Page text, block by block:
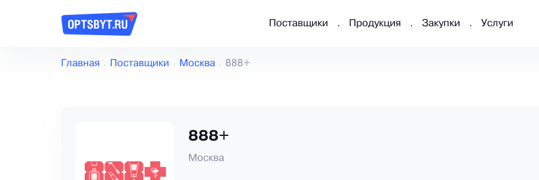
Поставщики Продукция Закупки Услуги
Главная Поставщики Москва 888+
888+
Москва